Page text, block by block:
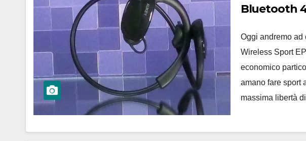
Bluetooth
Oggi andremo
Wireless Sport
economico
amano fare sport
massima libertà